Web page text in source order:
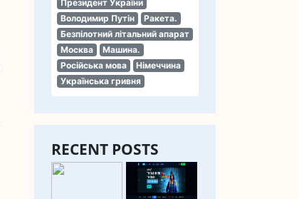
Президент України
Володимир Путін
Ракета.
Безпілотний літальний апарат
Москва
Машина.
Російська мова
Німеччина
Українська гривня
RECENT POSTS